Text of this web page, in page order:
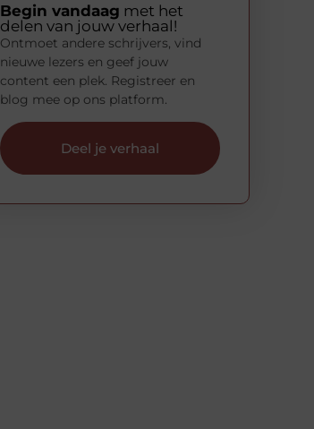
Begin vandaag met het
delen van jouw verhaal!
Ontmoet andere schrijvers, vind
nieuwe lezers en geef jouw
content een plek. Registreer en
blog mee op ons platform.
Deel je verhaal